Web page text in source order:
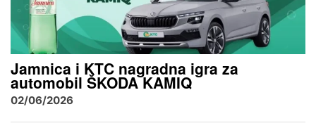
Jamnica i KTC nagradna igra za
automobil ŠKODA KAMIQ
02/06/2026